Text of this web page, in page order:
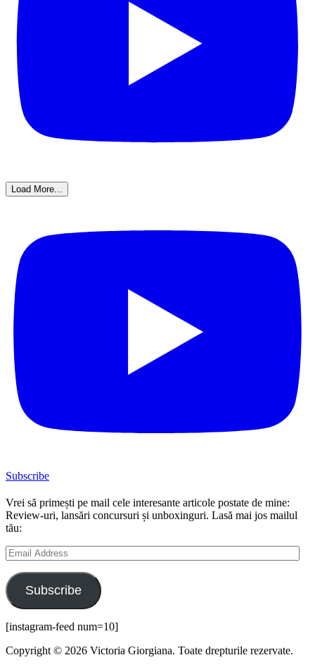
Load More...
Subscribe
Vrei să primești pe mail cele interesante articole postate de mine:
Review-uri, lansări concursuri și unboxinguri. Lasă mai jos mailul
tău:
Email
Address
Subscribe
[instagram-feed num=10]
Copyright © 2026 Victoria Giorgiana. Toate drepturile rezervate.